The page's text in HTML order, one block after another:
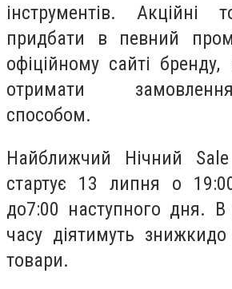
інструментів. Акційні
придбати в певний
офіційному сайті
отримати
способом.
Найближчий Нічний
стартує 13 липня о
до7:00 наступного дня.
часу діятимуть знижкидо
товари.